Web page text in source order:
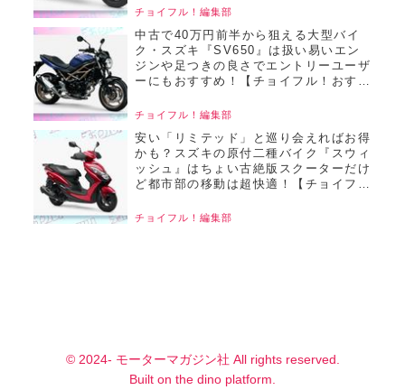
2025年6月版】
チョイフル！編集部
中古で40万円前半から狙える大型バイ
ク・スズキ『SV650』は扱い易いエン
ジンや足つきの良さでエントリーユーザ
ーにもおすすめ！【チョイフル！おすす
版】
チョイフル！編集部
安い「リミテッド」と巡り会えればお得
かも？スズキの原付二種バイク『スウィ
ッシュ』はちょい古絶版スクーターだけ
ど都市部の移動は超快適！【チョイフ
2025年6月版】
チョイフル！編集部
© 2024- モーターマガジン社 All rights reserved.
Built on the dino platform.